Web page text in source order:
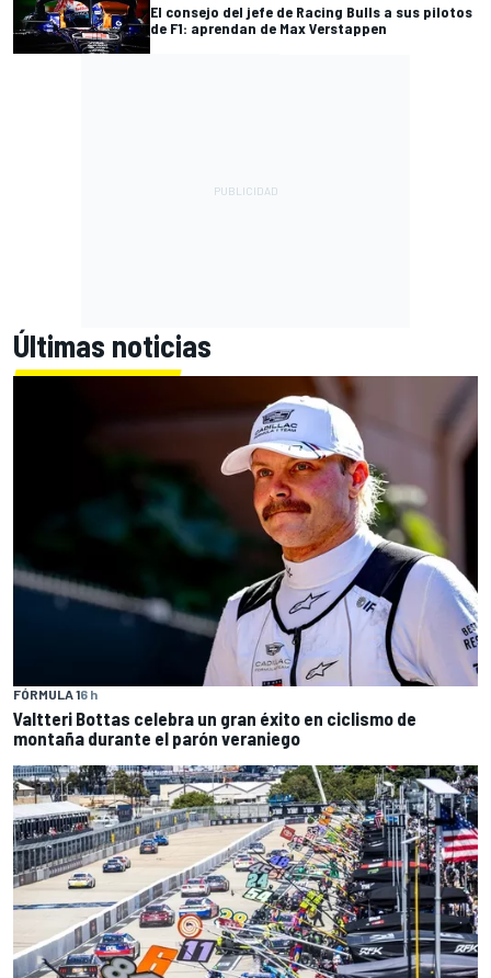
El consejo del jefe de Racing Bulls a sus pilotos
de F1: aprendan de Max Verstappen
Últimas noticias
FÓRMULA 16 h
Valtteri Bottas celebra un gran éxito en ciclismo de
montaña durante el parón veraniego